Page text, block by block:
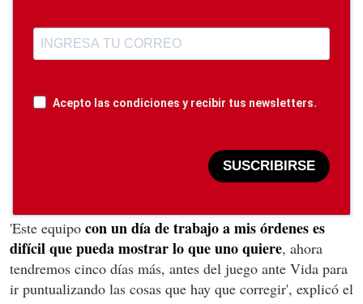
Acepto las condiciones y recibir tus newsletters.
SUSCRIBIRSE
'Este equipo con un día de trabajo a mis órdenes es
difícil que pueda mostrar lo que uno quiere, ahora
tendremos cinco días más, antes del juego ante Vida para
ir puntualizando las cosas que hay que corregir', explicó el